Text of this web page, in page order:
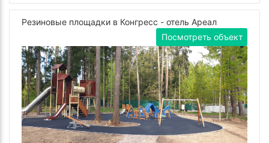
Резиновые площадки в Конгресс - отель Ареал
Посмотреть объект